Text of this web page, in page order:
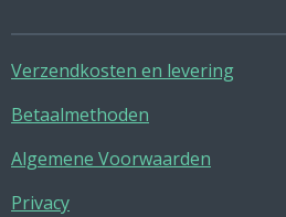
Verzendkosten en levering
Betaalmethoden
Algemene Voorwaarden
Privacy